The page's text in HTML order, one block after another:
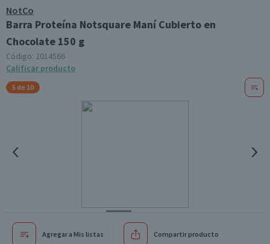
NotCo
Barra Proteína Notsquare Maní Cubierto en
Chocolate 150 g
Código: 2014566
Calificar producto
5 de 10
Agregar a Mis listas Compartir producto